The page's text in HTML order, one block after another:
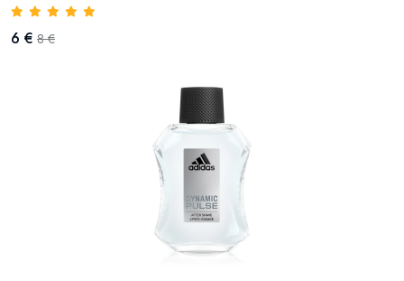
6 € 8 €